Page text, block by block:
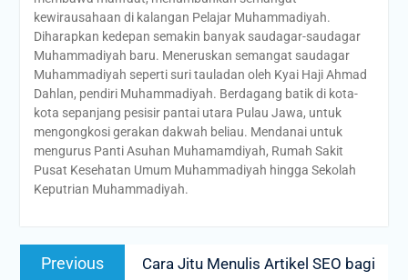
kewirausahaan di kalangan Pelajar Muhammadiyah.
Diharapkan kedepan semakin banyak saudagar-saudagar
Muhammadiyah baru. Meneruskan semangat saudagar
Muhammadiyah seperti suri tauladan oleh Kyai Haji Ahmad
Dahlan, pendiri Muhammadiyah. Berdagang batik di kota-
kota sepanjang pesisir pantai utara Pulau Jawa, untuk
mengongkosi gerakan dakwah beliau. Mendanai untuk
mengurus Panti Asuhan Muhamamdiyah, Rumah Sakit
Pusat Kesehatan Umum Muhammadiyah hingga Sekolah
Keputrian Muhammadiyah.
Post
navigation
Previous
Previous
post:
Cara Jitu Menulis Artikel SEO bagi